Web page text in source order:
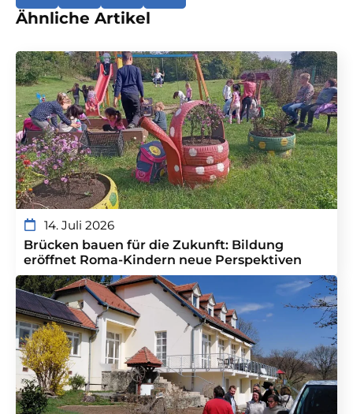
Ähnliche Artikel
14. Juli 2026
Brücken bauen für die Zukunft: Bildung
eröffnet Roma-Kindern neue Perspektiven